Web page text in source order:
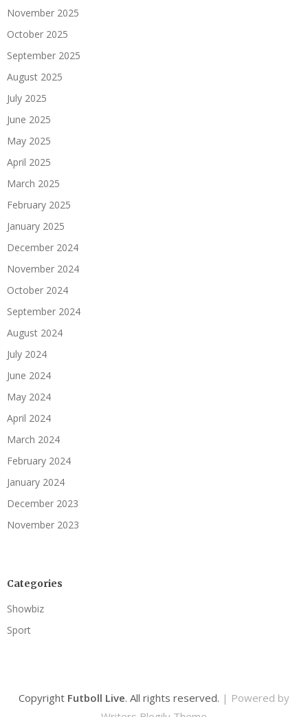
November 2025
October 2025
September 2025
August 2025
July 2025
June 2025
May 2025
April 2025
March 2025
February 2025
January 2025
December 2024
November 2024
October 2024
September 2024
August 2024
July 2024
June 2024
May 2024
April 2024
March 2024
February 2024
January 2024
December 2023
November 2023
Categories
Showbiz
Sport
Copyright Futboll Live. All rights reserved. | Powered by